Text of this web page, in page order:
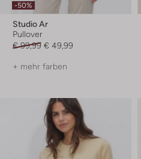
-50%
Studio Ar
Pullover
€ 99,99 € 49,99
+ mehr farben